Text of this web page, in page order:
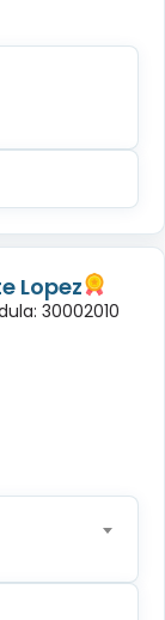
Lopez
30002010